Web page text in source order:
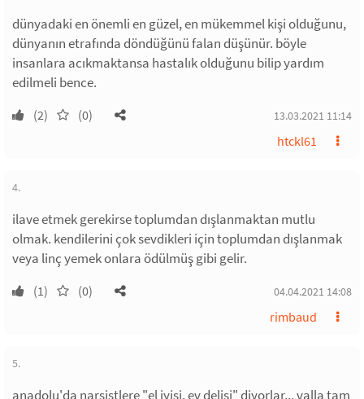
dünyadaki en önemli en güzel, en mükemmel kişi olduğunu,
dünyanın etrafında döndüğünü falan düşünür. böyle
insanlara acıkmaktansa hastalık olduğunu bilip yardım
edilmeli bence.
(2) (0) 13.03.2021 11:14
htckl61
4.
ilave etmek gerekirse toplumdan dışlanmaktan mutlu
olmak. kendilerini çok sevdikleri için toplumdan dışlanmak
veya linç yemek onlara ödülmüş gibi gelir.
(1) (0) 04.04.2021 14:08
rimbaud
5.
anadolu'da narsistlere "el iyisi, ev delisi" diyorlar... valla tam